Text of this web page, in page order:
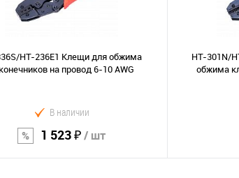
Сравнение
HT-236E1 Клещи для обжима
на провод 6-10 АWG
В наличии
1 523 ₽/ шт
HT-301N/
обжима